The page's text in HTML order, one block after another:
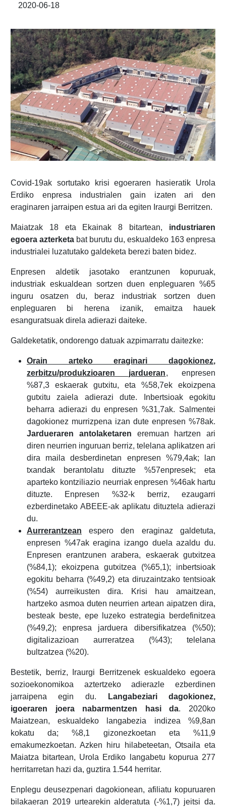
2020-06-18
Covid-19ak sortutako krisi egoeraren hasieratik Urola
Erdiko enpresa industrialen gain izaten ari den
eraginaren jarraipen estua ari da egiten Iraurgi Berritzen.
Maiatzak 18 eta Ekainak 8 bitartean, industriaren
egoera azterketabat burutu du, eskualdeko 163 enpresa
industrialei luzatutako galdeketa berezi baten bidez.
Enpresen aldetik jasotako erantzunen kopuruak,
industriak eskualdean sortzen duen enpleguaren %65
inguru osatzen du, beraz industriak sortzen duen
enpleguaren bi herena izanik, emaitza hauek
esanguratsuak direla adierazi daiteke.
Galdeketatik, ondorengo datuak azpimarratu daitezke:
Orain arteko eraginari dagokionez,
zerbitzu/produkzioaren jardueran, enpresen
%87,3 eskaerak gutxitu, eta %58,7ek ekoizpena
gutxitu zaiela adierazi dute. Inbertsioak egokitu
beharra adierazi du enpresen %31,7ak. Salmentei
dagokionez murrizpena izan dute enpresen %78ak.
Jardueraren antolaketaren eremuan hartzen ari
diren neurrien inguruan berriz, telelana aplikatzen ari
dira maila desberdinetan enpresen %79,4ak; lan
txandak berantolatu dituzte %57enpresek; eta
aparteko kontziliazio neurriak enpresen %46ak hartu
dituzte. Enpresen %32-k berriz, ezaugarri
ezberdinetako ABEEE-ak aplikatu dituztela adierazi
du.
Aurrerantzean espero den eraginaz galdetuta,
enpresen %47ak eragina izango duela azaldu du.
Enpresen erantzunen arabera, eskaerak gutxitzea
(%84,1); ekoizpena gutxitzea (%65,1); inbertsioak
egokitu beharra (%49,2) eta diruzaintzako tentsioak
(%54) aurreikusten dira. Krisi hau amaitzean,
hartzeko asmoa duten neurrien artean aipatzen dira,
besteak beste, epe luzeko estrategia berdefinitzea
(%49,2); enpresa jarduera dibersifikatzea (%50);
digitalizazioan aurreratzea (%43); telelana
bultzatzea (%20).
Bestetik, berriz, Iraurgi Berritzenek eskualdeko egoera
sozioekonomikoa aztertzeko adierazle ezberdinen
jarraipena egin du.
Langabeziari dagokionez,
igoeraren joera nabarmentzen hasi da. 2020ko
Maiatzean, eskualdeko langabezia indizea %9,8an
kokatu da; %8,1 gizonezkoetan eta %11,9
emakumezkoetan. Azken hiru hilabeteetan, Otsaila eta
Maiatza bitartean, Urola Erdiko langabetu kopurua 277
herritarretan hazi da, guztira 1.544 herritar.
Enplegu deusezpenari dagokionean, afiliatu kopuruaren
bilakaeran 2019 urtearekin alderatuta (-%1,7) jeitsi da.